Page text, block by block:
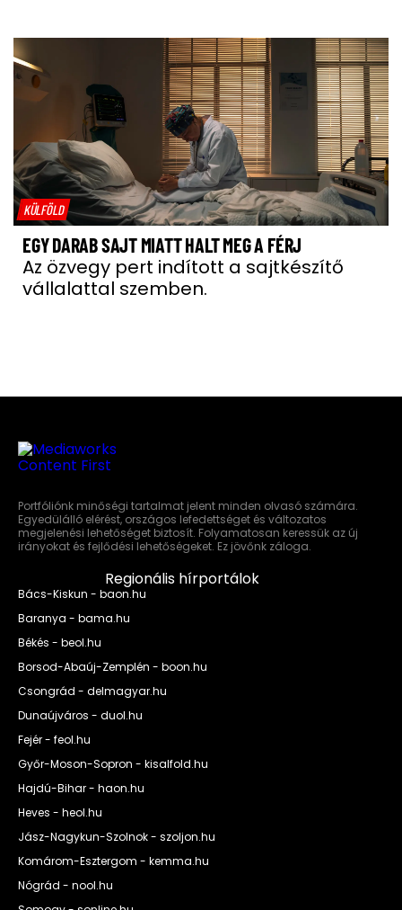
KÜLFÖLD
EGY DARAB SAJT MIATT HALT MEG A FÉRJ
Az özvegy pert indított a sajtkészítő
vállalattal szemben.
Portfóliónk minőségi tartalmat jelent minden olvasó számára.
Egyedülálló elérést, országos lefedettséget és változatos
megjelenési lehetőséget biztosít. Folyamatosan keressük az új
irányokat és fejlődési lehetőségeket. Ez jövőnk záloga.
Regionális hírportálok
Bács-Kiskun - baon.hu
Baranya - bama.hu
Békés - beol.hu
Borsod-Abaúj-Zemplén - boon.hu
Csongrád - delmagyar.hu
Dunaújváros - duol.hu
Fejér - feol.hu
Győr-Moson-Sopron - kisalfold.hu
Hajdú-Bihar - haon.hu
Heves - heol.hu
Jász-Nagykun-Szolnok - szoljon.hu
Komárom-Esztergom - kemma.hu
Nógrád - nool.hu